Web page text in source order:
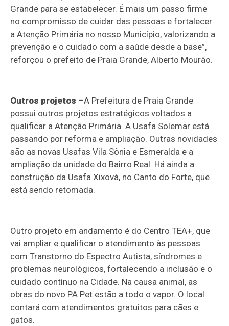
Grande para se estabelecer. É mais um passo firme
no compromisso de cuidar das pessoas e fortalecer
a Atenção Primária no nosso Município, valorizando a
prevenção e o cuidado com a saúde desde a base”,
reforçou o prefeito de Praia Grande, Alberto Mourão.
Outros projetos –A Prefeitura de Praia Grande
possui outros projetos estratégicos voltados a
qualificar a Atenção Primária. A Usafa Solemar está
passando por reforma e ampliação. Outras novidades
são as novas Usafas Vila Sônia e Esmeralda e a
ampliação da unidade do Bairro Real. Há ainda a
construção da Usafa Xixová, no Canto do Forte, que
está sendo retomada.
Outro projeto em andamento é do Centro TEA+, que
vai ampliar e qualificar o atendimento às pessoas
com Transtorno do Espectro Autista, síndromes e
problemas neurológicos, fortalecendo a inclusão e o
cuidado contínuo na Cidade. Na causa animal, as
obras do novo PA Pet estão a todo o vapor. O local
contará com atendimentos gratuitos para cães e
gatos.